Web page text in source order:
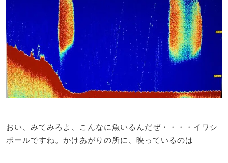
おい、みてみろよ、こんなに魚いるんだぜ・・・・イワシ
ボールですね。かけあがりの所に、映っているのは